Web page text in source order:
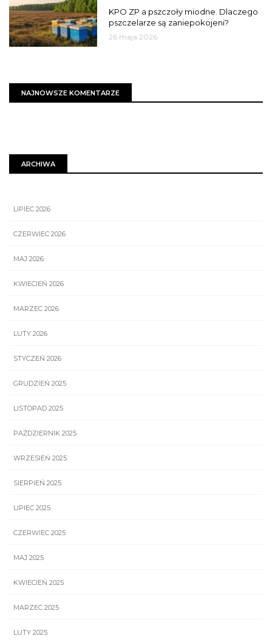
KPO ZP a pszczoły miodne. Dlaczego
pszczelarze są zaniepokojeni?
26 maja 2026
NAJNOWSZE KOMENTARZE
ARCHIWA
LIPIEC 2026
CZERWIEC 2026
MAJ 2026
KWIECIEŃ 2026
MARZEC 2026
LUTY 2026
STYCZEŃ 2026
GRUDZIEŃ 2025
LISTOPAD 2025
PAŹDZIERNIK 2025
WRZESIEŃ 2025
SIERPIEŃ 2025
LIPIEC 2025
CZERWIEC 2025
MAJ 2025
KWIECIEŃ 2025
MARZEC 2025
LUTY 2025